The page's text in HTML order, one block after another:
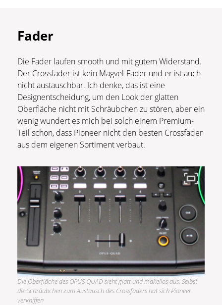
Fader
Die Fader laufen smooth und mit gutem Widerstand.
Der Crossfader ist kein Magvel-Fader und er ist auch
nicht austauschbar. Ich denke, das ist eine
Designentscheidung, um den Look der glatten
Oberfläche nicht mit Schräubchen zu stören, aber ein
wenig wundert es mich bei solch einem Premium-
Teil schon, dass Pioneer nicht den besten Crossfader
aus dem eigenen Sortiment verbaut.
Die Oberfläche des OPUS QUAD sieht glatt und makellos aus. Selbst
die Schräubchen zum Austausch des Crossfaders hat sich Pioneer
verkniffen